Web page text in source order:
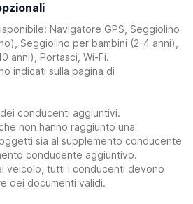
Navigatore GPS, Seggiolino
Seggiolino per bambini (2-4 anni),
anni), Portasci, Wi-Fi.
indicati sulla pagina di
conducenti aggiuntivi.
non hanno raggiunto una
sia al supplemento conducente
conducente aggiuntivo.
veicolo, tutti i conducenti devono
dei documenti validi.